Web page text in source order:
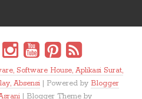
Software House, Aplikasi Surat,
Absensi | Powered by Blogger
| Blogger Theme by